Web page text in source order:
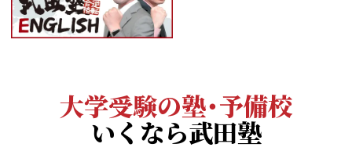
大学受験の塾・予備校
いくなら武田塾